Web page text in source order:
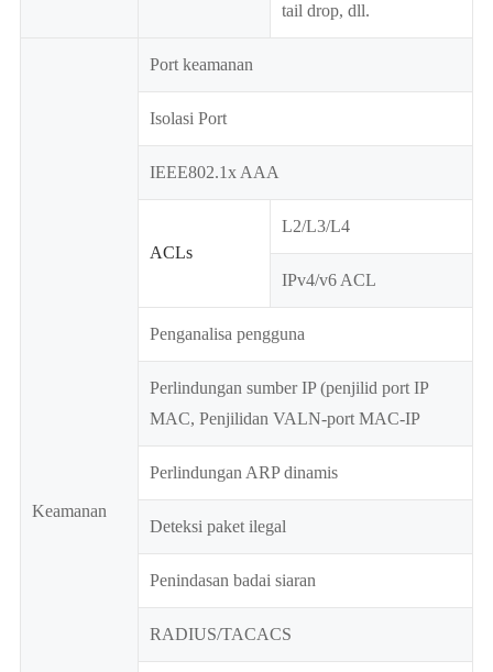
tail drop, dll.
Keamanan
Port keamanan
Isolasi Port
IEEE802.1x AAA
ACLs
L2/L3/L4
IPv4/v6 ACL
Penganalisa pengguna
Perlindungan sumber IP (penjilid port IP
MAC, Penjilidan VALN-port MAC-IP
Perlindungan ARP dinamis
Deteksi paket ilegal
Penindasan badai siaran
RADIUS/TACACS